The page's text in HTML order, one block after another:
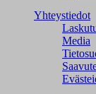
Yhteystiedot
Media